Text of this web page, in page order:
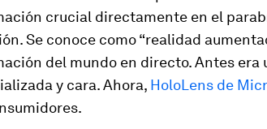
crucial directamente en el
Se conoce como “realidad
del mundo en directo. Antes era
y cara. Ahora, HoloLens de